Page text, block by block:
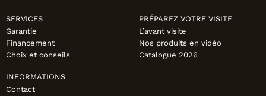
SERVICES
Garantie
Financement
Choix et conseils
PRÉPAREZ VOTRE VISITE
L’avant visite
Nos produits en vidéo
Catalogue 2026
INFORMATIONS
Contact